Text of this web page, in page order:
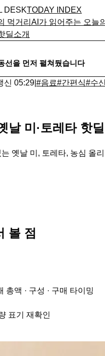
DESKTODAY INDEX
먹거리 AI가 읽어주는 오늘
딜소개
선을 먼저 펼쳐뒀습니다
신 05:29 #음료#간편식#수
날 미·토레타 핫딜
옛날 미, 토레타, 농심 올
볼 점
총액 · 구성 · 구매 타이밍
표기 재확인